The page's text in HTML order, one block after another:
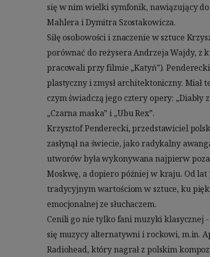
się w nim wielki symfonik, nawiązujący
Mahlera i Dymitra Szostakowicza.
Siłę osobowości i znaczenie w sztuce
porównać do reżysera Andrzeja Wajdy, z
pracowali przy filmie „Katyń”).
plastyczny i zmysł architektoniczny. Miał
czym świadczą jego cztery opery: „Diabły
„Czarna maska” i „Ubu Rex”.
Krzysztof Penderecki, przedstawiciel
zasłynął na świecie, jako radykalny
utworów była wykonywana najpierw
Moskwę, a dopiero później w kraju. Od lat
tradycyjnym wartościom w sztuce, ku
emocjonalnej ze słuchaczem.
Cenili go nie tylko fani muzyki klasycznej
się muzycy alternatywni i rockowi, m.in.
Radiohead, który nagrał z polskim
w Monachium i Rzymie (RAI) odmówili jej
instrumenty.
Pięć lat później powstała "Pasja wg św.
szoku, że tak brawurowy przedstawiciel
tradycyjnych form muzycznych. Pokaźna
muzyka inspirowana religią, ale w
katolickie „Credo” i „Pasja według św.
„Jutrznia” i „Hymn do św. Daniiła” skomponowany na 850-lecie Moskwy.
Krzysztof Penderecki łącznie był twórcą
czterech oper, ośmiu symfonii (VI
- Mam plany na jakieś 20 lat. Mam
przygotowałem sobie do napisania. Np.
temat, dobry na operę buffa. Ja mam
pewnym momencie trzeba się skoncentrować na jednej rzeczy - mówił w
2016 r. Choć od wielu lat chorował,
zapowiadał, że
W 2005 r. został odznaczony Orderem Orła